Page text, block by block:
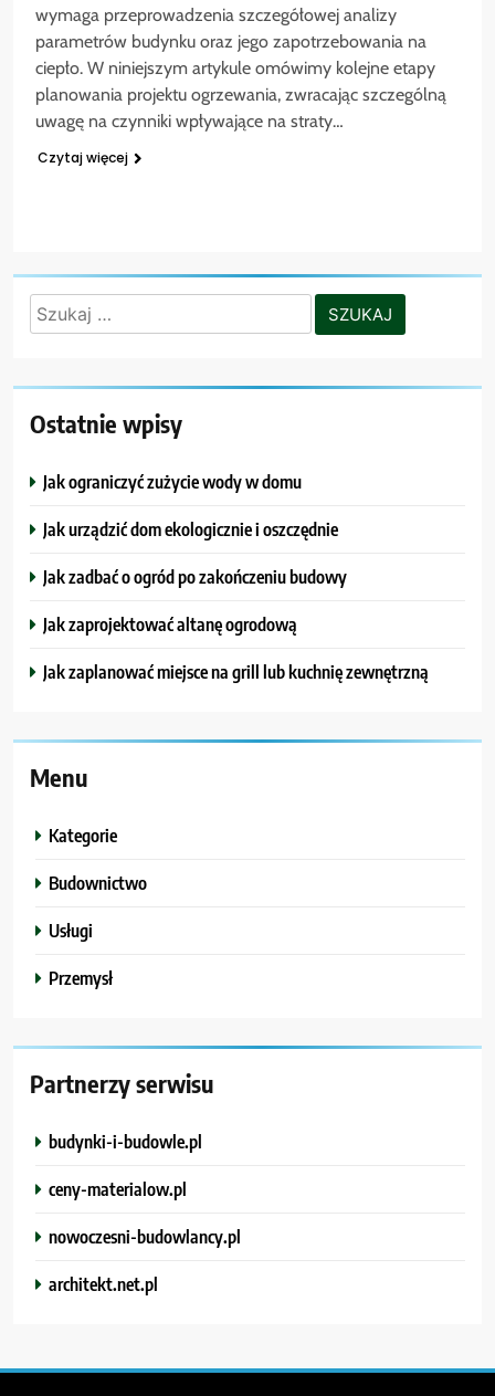
wymaga przeprowadzenia szczegółowej analizy
parametrów budynku oraz jego zapotrzebowania na
ciepło. W niniejszym artykule omówimy kolejne etapy
planowania projektu ogrzewania, zwracając szczególną
uwagę na czynniki wpływające na straty…
Czytaj więcej
Szukaj:
Ostatnie wpisy
Jak ograniczyć zużycie wody w domu
Jak urządzić dom ekologicznie i oszczędnie
Jak zadbać o ogród po zakończeniu budowy
Jak zaprojektować altanę ogrodową
Jak zaplanować miejsce na grill lub kuchnię zewnętrzną
Menu
Kategorie
Budownictwo
Usługi
Przemysł
Partnerzy serwisu
budynki-i-budowle.pl
ceny-materialow.pl
nowoczesni-budowlancy.pl
architekt.net.pl